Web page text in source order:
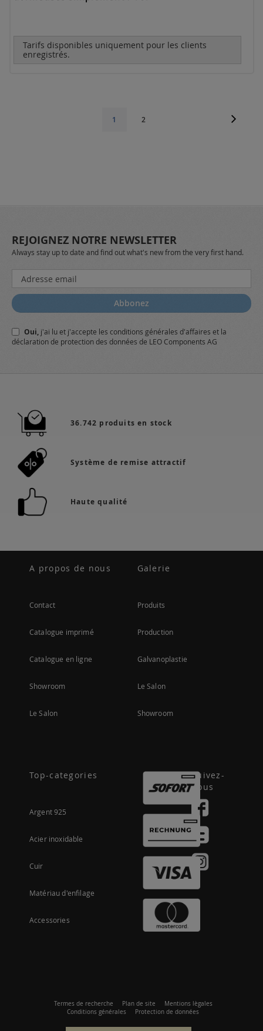
Tarifs disponibles uniquement pour les clients
enregistrés.
Vous
1 Page
2
REJOIGNEZ NOTRE NEWSLETTER
Always stay up to date and find out what's new from the very first hand.
Inscription
à
notre
lettre
:
Abbonez
Oui, j'ai lu et j'accepte les conditions générales d'affaires et la
déclaration de protection des données de LEO Components AG
36.742 produits en stock
Système de remise attractif
Haute qualité
A propos de nous
Contact
Catalogue imprimé
Catalogue en ligne
Showroom
Le Salon
Galerie
Produits
Production
Galvanoplastie
Le Salon
Showroom
Top-categories
Argent 925
Acier inoxidable
Cuir
Matériau d'enfilage
Accessories
Suivez-
nous
Termes de recherche Plan de site
Mentions lègales
Conditions générales
Protection de données